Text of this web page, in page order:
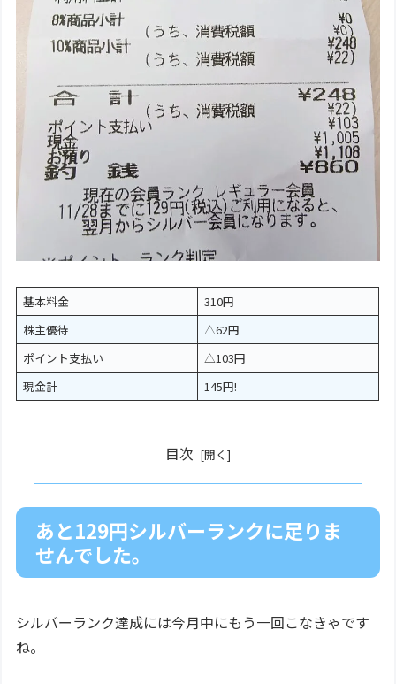
基本料金
310円
株主優待
△62円
ポイント支払い
△103円
現金計
145円!
目次
あと129円シルバーランクに足りま
せんでした。
シルバーランク達成には今月中にもう一回こなきゃです
ね。